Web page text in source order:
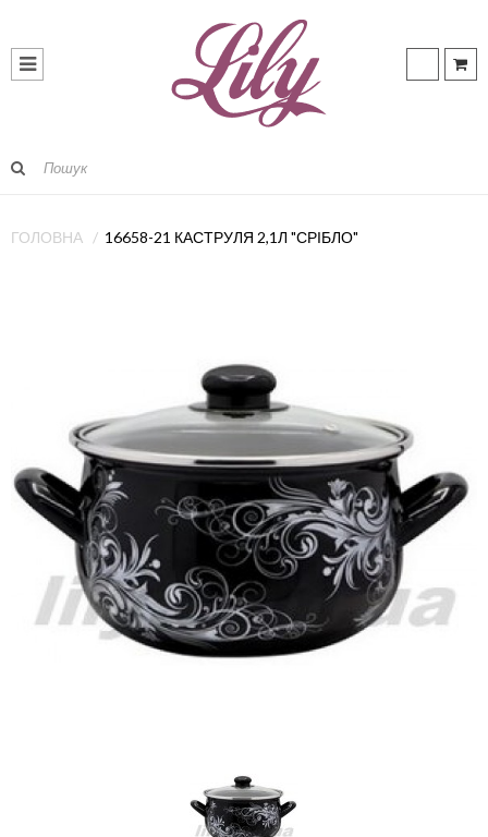
ГОЛОВНА 16658-21 КАСТРУЛЯ 2,1Л "СРІБЛО"